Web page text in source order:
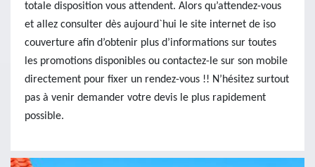
totale disposition vous attendent. Alors qu’attendez-vous
et allez consulter dès aujourd`hui le site internet de iso
couverture afin d’obtenir plus d’informations sur toutes
les promotions disponibles ou contactez-le sur son mobile
directement pour fixer un rendez-vous !! N’hésitez surtout
pas à venir demander votre devis le plus rapidement
possible.